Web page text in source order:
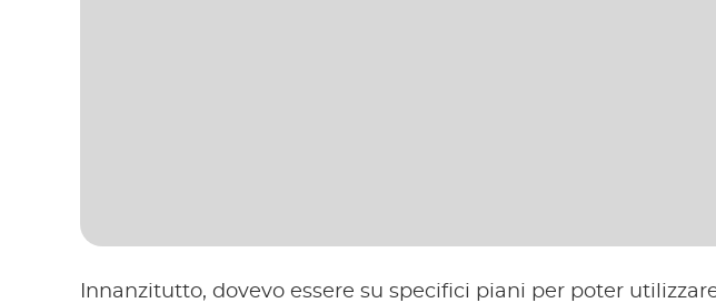
Innanzitutto, dovevo essere su specifici piani per poter